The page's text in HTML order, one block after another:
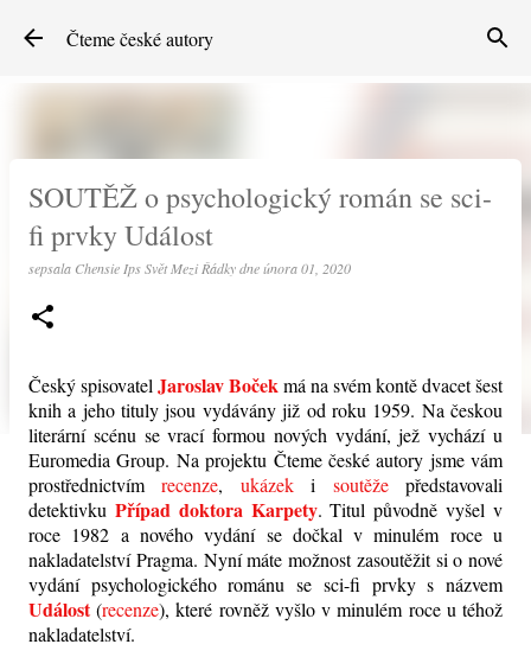
Přeskočit na hlavní obsah
Čteme české autory
SOUTĚŽ o psychologický román se sci-
fi prvky Událost
sepsala Chensie Ips Svět Mezi Řádkydneúnora 01, 2020
Český spisovatel Jaroslav Bočekmá na svém kontě dvacet šest
knih a jeho tituly jsou vydávány již od roku 1959. Na českou
literární scénu se vrací formou nových vydání, jež vychází u
Euromedia Group. Na projektu Čteme české autory jsme vám
prostřednictvímrecenze, ukázeki soutěžepředstavovali
detektivku Případ doktora Karpety. Titul původně vyšel v
roce 1982 a nového vydání se dočkal v minulém roce u
nakladatelství Pragma. Nyní máte možnost zasoutěžit si o nové
vydání psychologického románu se sci-fi prvky s názvem
Událost(recenze), které rovněž vyšlo v minulém roce u téhož
nakladatelství.